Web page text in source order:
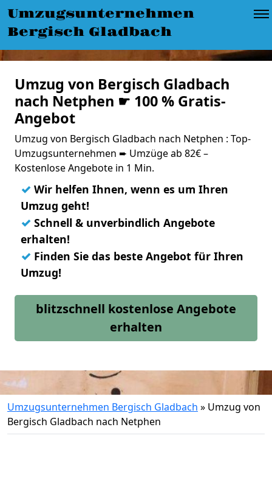
Umzugsunternehmen
Bergisch Gladbach
Umzug von Bergisch Gladbach
nach Netphen ☛ 100 % Gratis-
Angebot
Umzug von Bergisch Gladbach nach Netphen : Top-
Umzugsunternehmen ➨ Umzüge ab 82€ –
Kostenlose Angebote in 1 Min.
✓ Wir helfen Ihnen, wenn es um Ihren
Umzug geht!
✓ Schnell & unverbindlich Angebote
erhalten!
✓ Finden Sie das beste Angebot für Ihren
Umzug!
blitzschnell kostenlose Angebote
erhalten
Umzugsunternehmen Bergisch Gladbach » Umzug von
Bergisch Gladbach nach Netphen